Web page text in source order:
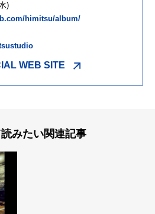
)
himitsu/album/
WEB SITE
みたい関連記事